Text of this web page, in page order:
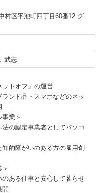
村区平池町四丁目60番12 グ
武志
ットオフ」の運営
ランド品・スマホなどのネッ
事業＞
法の認定事業者としてパソコ
知的障がいのある方の雇用創
＞
のある仕事と安心して暮らせ
開